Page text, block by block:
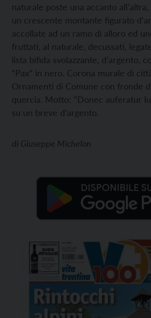
naturale poste una accanto
un crescente montante figurato
accollate ad un ramo di alloro ed
fruttati, al naturale, decussati,
lista bifida svolazzante, d’argento,
“Pax” in nero. Corona murale di
Ornamenti di Comune con fronde
quercia. Motto: “Donec auferatur
su un breve d’argento.
di Giuseppe Michelon